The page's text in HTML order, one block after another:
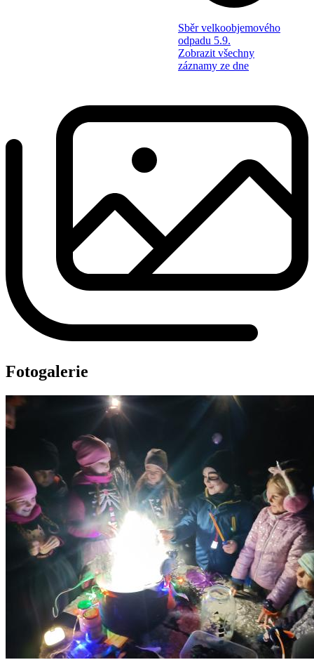
Sběr velkoobjemového
odpadu 5.9.
Zobrazit všechny
záznamy ze dne
Fotogalerie